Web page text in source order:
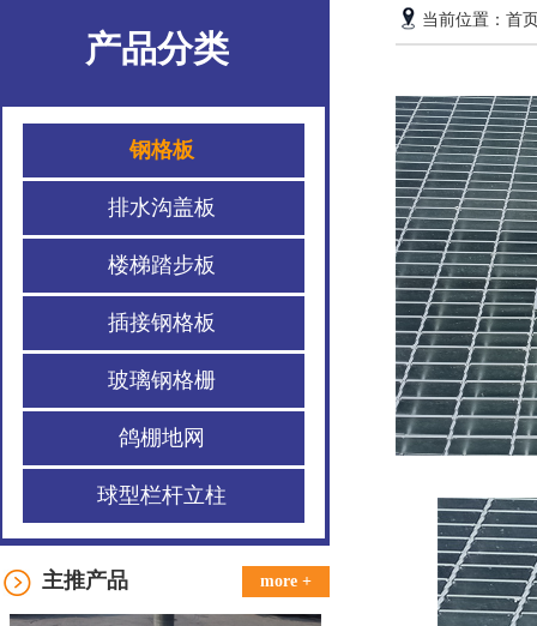
产品分类
钢格板
排水沟盖板
楼梯踏步板
插接钢格板
玻璃钢格栅
鸽棚地网
球型栏杆立柱
当前位置： 首
主推产品 more +